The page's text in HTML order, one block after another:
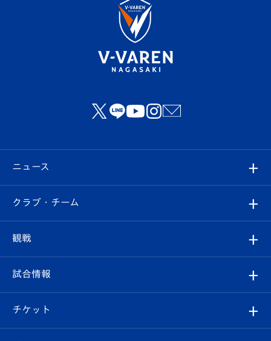
ニュース
すべて
クラブ
試合情報
クラブ・チーム
クラブ概要
エンブレム紹介
観戦
観戦ルール
はじめての観戦ガイド
試合情報
試合日程/結果
チケット